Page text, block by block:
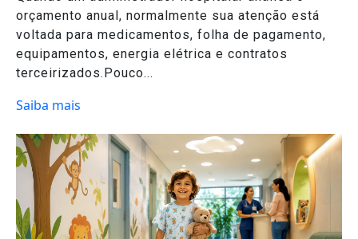
orçamento anual, normalmente sua atenção está
voltada para medicamentos, folha de pagamento,
equipamentos, energia elétrica e contratos
terceirizados.Pouco...
Saiba mais